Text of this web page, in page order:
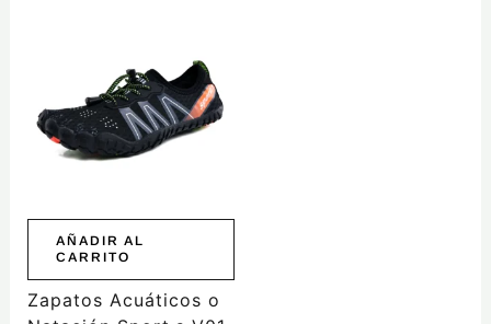
AÑADIR AL
CARRITO
Zapatos Acuáticos o